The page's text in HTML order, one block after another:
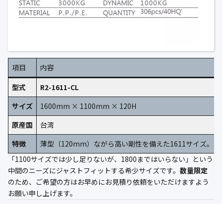
項目
内容
型式
R2-1611-CL
サイズ
1600mm × 1100mm × 120H
原産国
台湾
特徴
薄型（120mm）ながら高い剛性を備えた1611サイズ。
「1100サイズでは少し足りないが、1800まではいらない」という
中間のニーズにジャストフィットする希少サイズです。 数量限定
のため、ご希望の方はお早めにお見積り依頼をいただけますよう
お願い申し上げます。